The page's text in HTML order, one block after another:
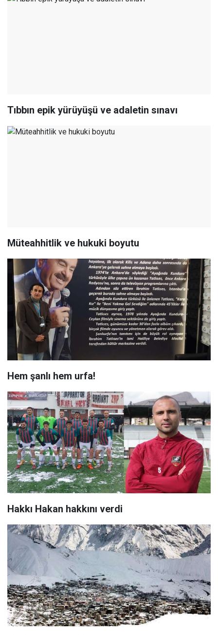
Tıbbın epik yürüyüşü ve adaletin sınavı
Müteahhitlik ve hukuki boyutu
Hem şanlı hem urfa!
Hakkı Hakan hakkını verdi